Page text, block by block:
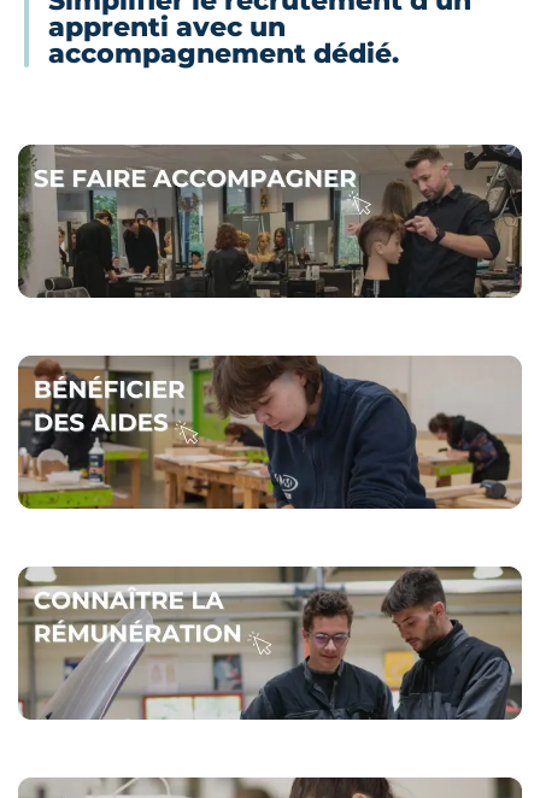
apprenti avec un
accompagnement dédié.